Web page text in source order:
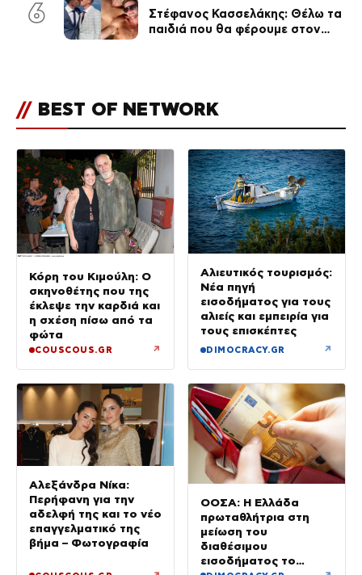
6
Στέφανος Κασσελάκης: Θέλω τα
παιδιά που θα φέρουμε στον
// BEST OF NETWORK
Κόρη του Κιμούλη: Ο
σκηνοθέτης που της
έκλεψε την καρδιά και
η σχέση πίσω από τα
φώτα
COUSCOUS.GR ↗
Αλιευτικός τουρισμός:
Νέα πηγή
εισοδήματος για τους
αλιείς και εμπειρία για
τους επισκέπτες
DIMOCRACY.GR ↗
Αλεξάνδρα Νίκα:
Περήφανη για την
αδελφή της και το νέο
επαγγελματικό της
βήμα – Φωτογραφία
ΟΟΣΑ: Η Ελλάδα
πρωταθλήτρια στη
μείωση του
διαθέσιμου
εισοδήματος το